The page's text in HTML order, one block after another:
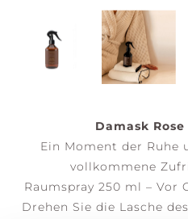
Damask
Ein Moment der Ruhe
vollkommene
Raumspray 250 ml – Vor
Drehen Sie die Lasche